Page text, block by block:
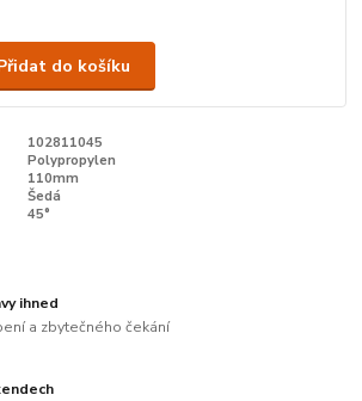
do košíku
102811045
Polypropylen
110mm
Šedá
45°
ihned
a zbytečného čekání